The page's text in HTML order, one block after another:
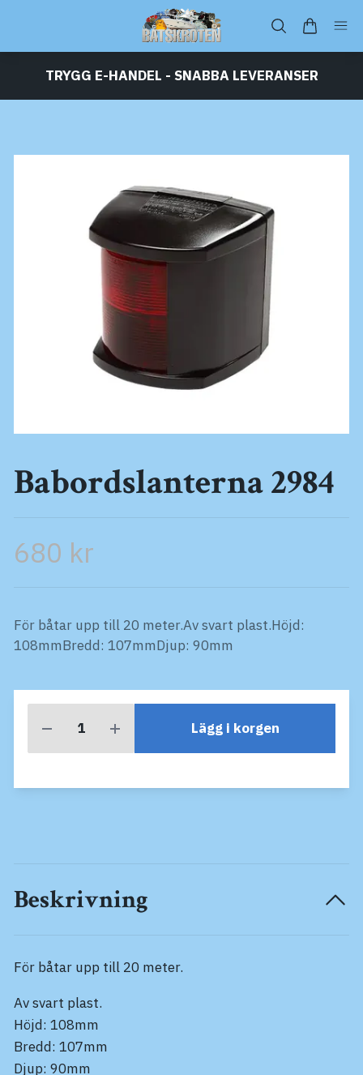
TRYGG E-HANDEL - SNABBA LEVERANSER
Babordslanterna 2984
680 kr
För båtar upp till 20 meter.Av svart plast.Höjd:
108mmBredd: 107mmDjup: 90mm
Lägg i korgen
Beskrivning
För båtar upp till 20 meter.
Av svart plast.
Höjd: 108mm
Bredd: 107mm
Djup: 90mm